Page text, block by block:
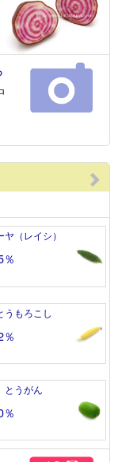
ヤ（レイシ）
うもろこし
とうがん